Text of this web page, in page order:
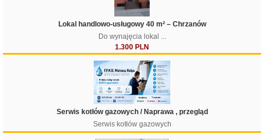
Lokal handlowo-usługowy 40 m² – Chrzanów
Do wynajęcia lokal ...
1.300 PLN
Serwis kotłów gazowych / Naprawa , przegląd
Serwis kotłów gazowych